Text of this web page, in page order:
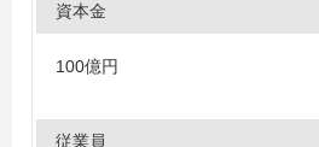
資本金
100億円
従業員